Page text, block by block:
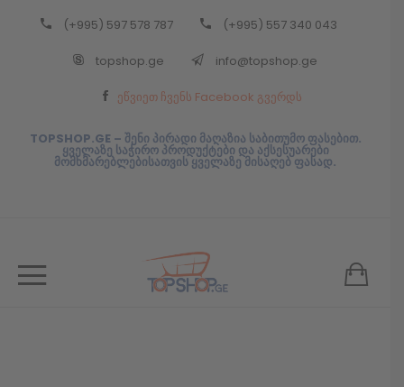
(+995) 597 578 787 (+995) 557 340 043
topshop.ge info@topshop.ge
ეწვიეთ ჩვენს Facebook გვერდს
TOPSHOP.GE – შენი პირადი მაღაზია საბითუმო ფასებით.
ყველაზე საჭირო პროდუქტები და აქსესუარები
მომხმარებლებისათვის ყველაზე მისაღებ ფასად.
Back